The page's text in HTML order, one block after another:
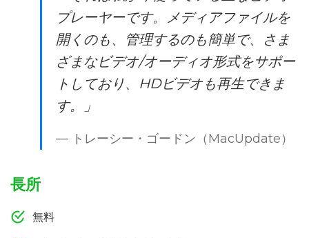
プレーヤーです。メディアファイルを
開くのも、管理するのも簡単で、さま
ざまなビデオ/オーディオ形式をサポー
トしており、HDビデオも再生できま
す。」
— トレーシー・ゴードン（MacUpdate）
長所
無料